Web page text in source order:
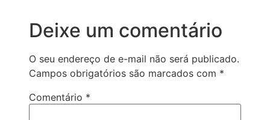
Deixe um comentário
O seu endereço de e-mail não será publicado.
Campos obrigatórios são marcados com *
Comentário *